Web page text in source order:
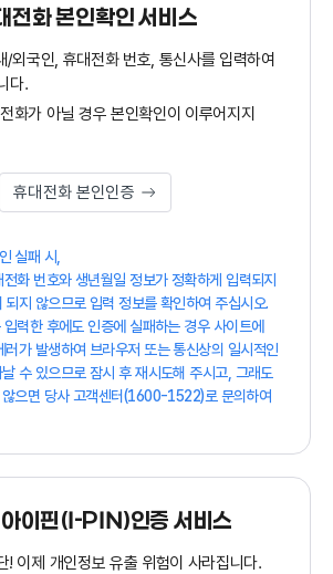
전화 본인확인 서비스
/외국인, 휴대전화 번호, 통신사를 입력하여
다.
화가 아닐 경우 본인확인이 이루어지지
휴대전화 본인인증
실패 시,
화 번호와 생년월일 정보가 정확하게 입력되지
되지 않으므로 입력 정보를 확인하여 주십시오.
력한 후에도 인증에 실패하는 경우 사이트에
러가 발생하여 브라우저 또는 통신상의 일시적인
수 있으므로 잠시 후 재시도해 주시고, 그래도
으면 당사 고객센터(1600-1522)로 문의하여
이핀(I-PIN)인증 서비스
! 이제 개인정보 유출 위험이 사라집니다.